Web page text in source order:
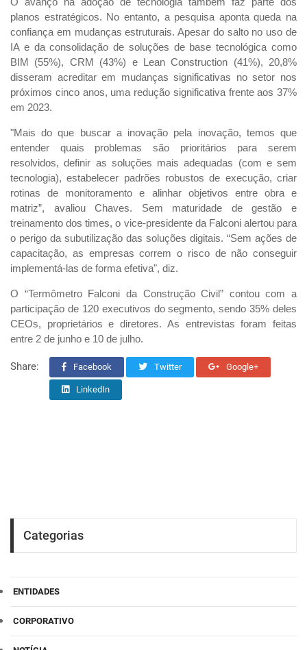
planos estratégicos. No entanto, a pesquisa aponta queda na
confiança em mudanças estruturais. Apesar do salto no uso de
IA e da consolidação de soluções de base tecnológica como
BIM (55%), CRM (43%) e Lean Construction (41%), 20,8%
disseram acreditar em mudanças significativas no setor nos
próximos cinco anos, uma redução significativa frente aos 37%
em 2023.
"Mais do que buscar a inovação pela inovação, temos que
entender quais problemas são prioritários para serem
resolvidos, definir as soluções mais adequadas (com e sem
tecnologia), estabelecer padrões robustos de execução, criar
rotinas de monitoramento e alinhar objetivos entre obra e
matriz”, avaliou Chaves. Sem maturidade de gestão e
treinamento dos times, o vice-presidente da Falconi alertou para
o perigo da subutilização das soluções digitais. “Sem ações de
capacitação, as empresas correm o risco de não conseguir
implementá-las de forma efetiva", diz.
O “Termômetro Falconi da Construção Civil” contou com a
participação de 120 executivos do segmento, sendo 35% deles
CEOs, proprietários e diretores. As entrevistas foram feitas
entre 2 de junho e 10 de julho.
Share: Facebook Twitter Google+
LinkedIn
Categorias
ENTIDADES
CORPORATIVO